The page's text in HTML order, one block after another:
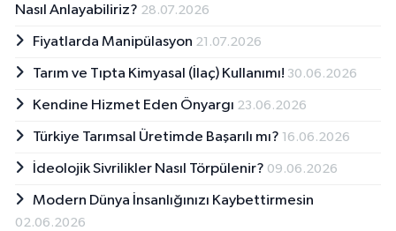
Nasıl Anlayabiliriz? 28.07.2026
Fiyatlarda Manipülasyon 21.07.2026
Tarım ve Tıpta Kimyasal (İlaç) Kullanımı! 30.06.2026
Kendine Hizmet Eden Önyargı 23.06.2026
Türkiye Tarımsal Üretimde Başarılı mı? 16.06.2026
İdeolojik Sivrilikler Nasıl Törpülenir? 09.06.2026
Modern Dünya İnsanlığınızı Kaybettirmesin
02.06.2026